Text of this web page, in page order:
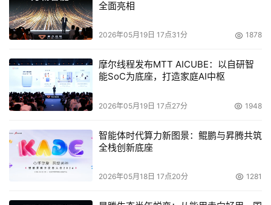
Royal HaskoningDHV是一家工程和项目管理咨询公司，总
部也设在荷兰，其在航空、能源、基础设施、交通和其他多
HaskoningDHV团队也预见到了衍生式设计技术在海洋环
境中的巨大价值：
Royal HaskoningDHV公司首席工程师Dan Peel解释到：
“在造船厂的规划中，我们的团队需要与客户一起探索各种
方案，了解他们的需求，并有信心证明我们提出的解决方案
能够满足他们的需求。我们期待衍生式设计在实现这一目标
的过程中发挥不可估量的价值，使我们能够探索更广阔的设
全面亮相
2026年05月19日 17点31分 1878
摩尔线程发布MTT AICUBE：以自研智
能SoC为底座，打造家庭AI中枢
2026年05月19日 17点27分 1948
智能体时代算力新图景：鲲鹏与昇腾共筑
全栈创新底座
2026年05月18日 17点20分 1281